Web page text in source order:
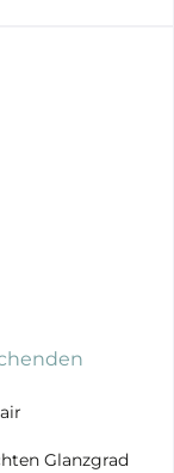
Glanzgrad